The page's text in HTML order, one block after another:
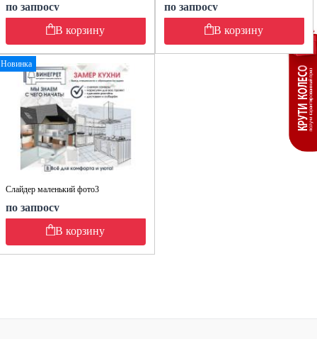
по запросу
В корзину
по запросу
В корзину
Новинка
Слайдер маленький фото3
по запросу
В корзину